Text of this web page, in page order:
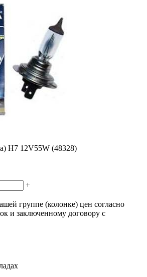
H7 12V55W (48328)
+
группе (колонке) цен согласно
и заключенному договору с